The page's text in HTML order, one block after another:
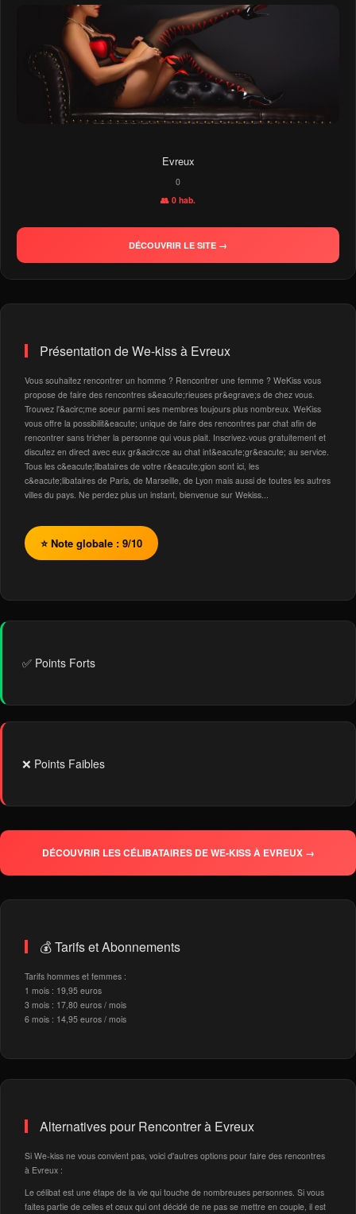
Evreux
0
👥 0 hab.
DÉCOUVRIR LE SITE →
Présentation de We-kiss à Evreux
Vous souhaitez rencontrer un homme ? Rencontrer une femme ? WeKiss vous
propose de faire des rencontres s&eacute;rieuses pr&egrave;s de chez vous.
Trouvez l'&acirc;me soeur parmi ses membres toujours plus nombreux. WeKiss
vous offre la possibilit&eacute; unique de faire des rencontres par chat afin de
rencontrer sans tricher la personne qui vous plait. Inscrivez-vous gratuitement et
discutez en direct avec eux gr&acirc;ce au chat int&eacute;gr&eacute; au service.
Tous les c&eacute;libataires de votre r&eacute;gion sont ici, les
c&eacute;libataires de Paris, de Marseille, de Lyon mais aussi de toutes les autres
villes du pays. Ne perdez plus un instant, bienvenue sur Wekiss...
⭐ Note globale : 9/10
✅ Points Forts
❌ Points Faibles
DÉCOUVRIR LES CÉLIBATAIRES DE WE-KISS À EVREUX →
💰 Tarifs et Abonnements
Tarifs hommes et femmes :
1 mois : 19,95 euros
3 mois : 17,80 euros / mois
6 mois : 14,95 euros / mois
Alternatives pour Rencontrer à Evreux
Si We-kiss ne vous convient pas, voici d'autres options pour faire des rencontres
à Evreux :
Le célibat est une étape de la vie qui touche de nombreuses personnes. Si vous
faites partie de celles et ceux qui ont décidé de ne pas se mettre en couple, il est